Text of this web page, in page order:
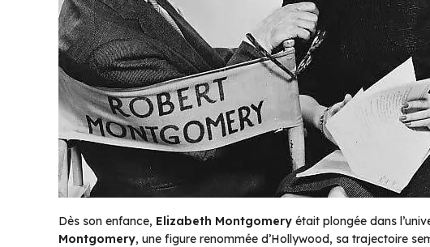
Dès son enfance, Elizabeth Montgomery était plongée dans
Montgomery, une figure renommée d’Hollywood, sa trajectoire